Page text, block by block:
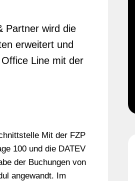
Partner wird die
erweitert und
Line mit der
Mit der FZP
100 und die DATEV
der Buchungen von
angewandt. Im